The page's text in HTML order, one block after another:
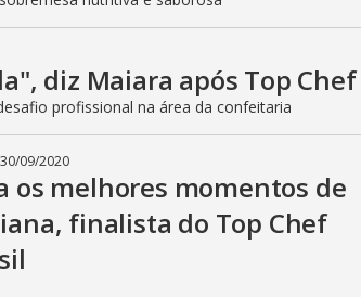
diz Maiara após Top Chef
profissional na área da confeitaria
30/09/2020
os melhores momentos de
finalista do Top Chef